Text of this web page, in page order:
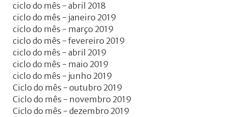
ciclo do mês - abril 2018
ciclo do mês - janeiro 2019
ciclo do mês - março 2019
ciclo do mês - fevereiro 2019
ciclo do mês - abril 2019
ciclo do mês - maio 2019
ciclo do mês - junho 2019
Ciclo do mês - outubro 2019
Ciclo do mês - novembro 2019
Ciclo do mês - dezembro 2019